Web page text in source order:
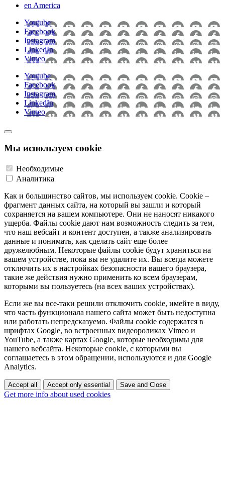
en America
Youtube
Facebook
Instagram
LinkedIn
Vimeo
Youtube
Facebook
Instagram
LinkedIn
Vimeo
Мы используем cookie
Необходимые
Аналитика
Как и большинство сайтов, мы используем cookie. Cookie –
фрагмент данных сайта, на который вы зашли и который
сохраняется на вашем компьютере. Они не наносят никакого
ущерба. Файлы cookie дают нам возможность следить за тем,
что наш вебсайт и контент доступен, а также анализировать
данные и понимать, как сделать сайт еще более
дружелюбным. Некоторые файлы cookie будут храниться на
вашем устройстве, пока вы не удалите их. Вы всегда можете
отключить их в настройках безопасности вашего браузера,
такие же действия нужно применить ко всем браузерам,
которыми вы пользуетесь (на всех ваших устройствах).
Если же вы все-таки решили отключить cookie, имейте в виду,
что часть функционала нашего сайта может быть недоступна
или работать непредсказуемо. Файлы cookie содержатся в
шрифтах Google, во встроенных видеороликах Vimeo и
YouTube, а также картах Google, которые необходимы для
нашего вебсайта. Некоторые cookie, с которыми вы
соглашаетесь в этом обращении, используются и для Google
Analytics.
Accept all Accept only essential Save and Close
Get more info about used cookies